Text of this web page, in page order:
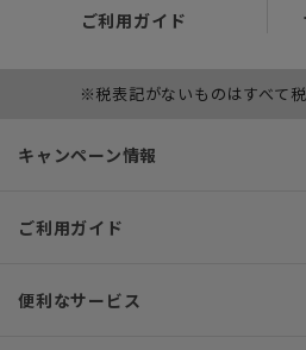
ご利用ガイド
※税表記がないものはすべて
キャンペーン情報
ご利用ガイド
便利なサービス